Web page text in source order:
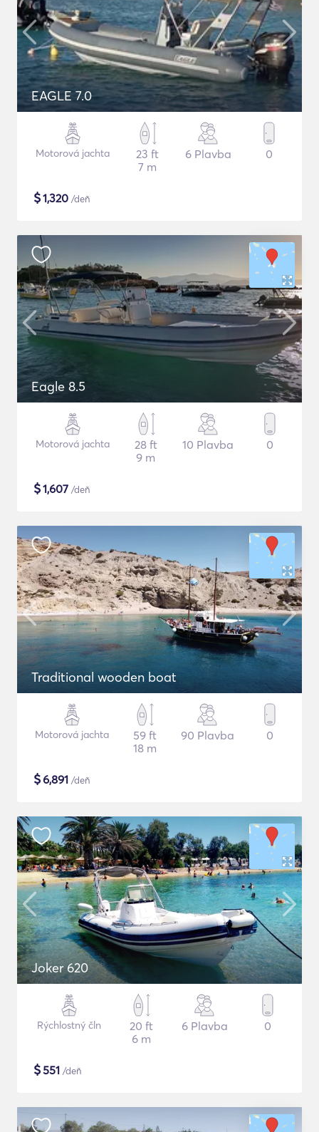
EAGLE 7.0
Motorová jachta
23 ft
7 m
6 Plavba 0
$1,320 /deň
Eagle 8.5
Motorová jachta
28 ft
9 m
10 Plavba 0
$1,607 /deň
Traditional wooden boat
Motorová jachta
59 ft
18 m
90 Plavba 0
$6,891 /deň
Joker 620
Rýchlostný čln
20 ft
6 m
6 Plavba 0
$551 /deň